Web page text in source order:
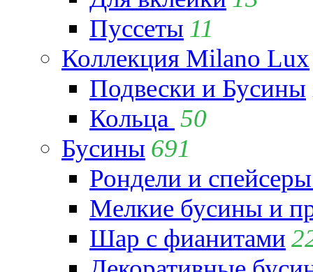
Пуссеты 11
Коллекция Milano Lux
Подвески и Бусины
Кольца 50
Бусины 691
Рондели и
Мелкие бусины и
Шар с фианитами